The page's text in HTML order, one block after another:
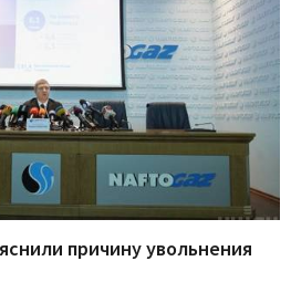
причину увольнения